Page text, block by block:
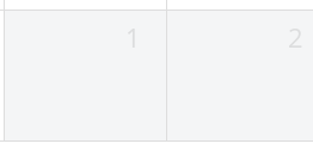
1 2